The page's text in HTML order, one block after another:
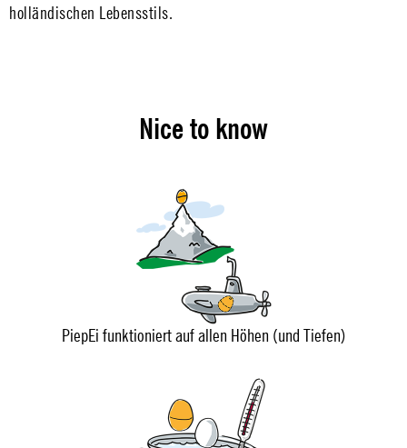
holländischen Lebensstils.
Nice to know
PiepEi funktioniert auf allen Höhen (und Tiefen)